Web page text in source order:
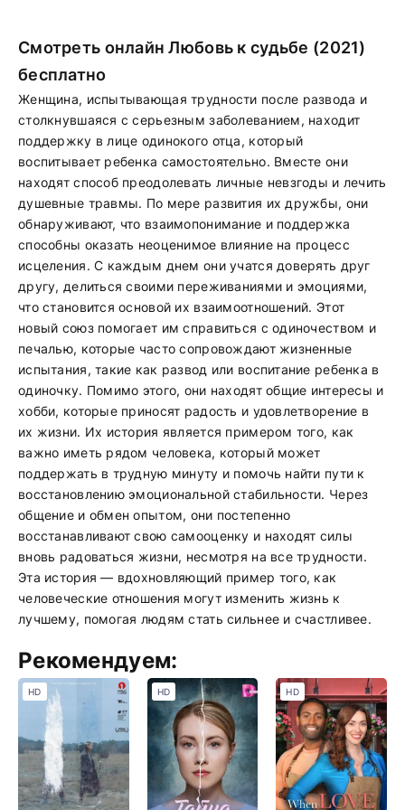
Смотреть онлайн Любовь к судьбе (2021)
бесплатно
Женщина, испытывающая трудности после развода и
столкнувшаяся с серьезным заболеванием, находит
поддержку в лице одинокого отца, который
воспитывает ребенка самостоятельно. Вместе они
находят способ преодолевать личные невзгоды и лечить
душевные травмы. По мере развития их дружбы, они
обнаруживают, что взаимопонимание и поддержка
способны оказать неоценимое влияние на процесс
исцеления. С каждым днем они учатся доверять друг
другу, делиться своими переживаниями и эмоциями,
что становится основой их взаимоотношений. Этот
новый союз помогает им справиться с одиночеством и
печалью, которые часто сопровождают жизненные
испытания, такие как развод или воспитание ребенка в
одиночку. Помимо этого, они находят общие интересы и
хобби, которые приносят радость и удовлетворение в
их жизни. Их история является примером того, как
важно иметь рядом человека, который может
поддержать в трудную минуту и помочь найти пути к
восстановлению эмоциональной стабильности. Через
общение и обмен опытом, они постепенно
восстанавливают свою самооценку и находят силы
вновь радоваться жизни, несмотря на все трудности.
Эта история — вдохновляющий пример того, как
человеческие отношения могут изменить жизнь к
лучшему, помогая людям стать сильнее и счастливее.
Рекомендуем:
HD HD HD